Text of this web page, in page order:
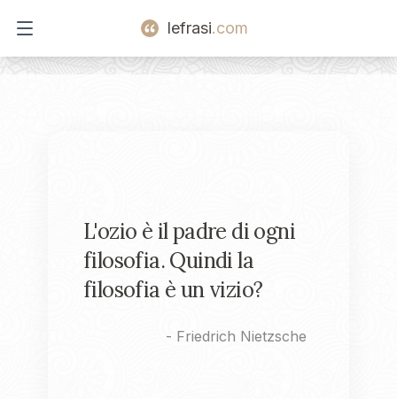
Open main menu
lefrasi.com
L'ozio è il padre di ogni
filosofia. Quindi la
filosofia è un vizio?
- Friedrich Nietzsche